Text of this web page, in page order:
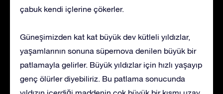
çabuk kendi içlerine çökerler.
Güneşimizden kat kat büyük dev kütleli yıldızlar,
yaşamlarının sonuna süpernova denilen büyük bir
patlamayla gelirler. Büyük yıldızlar için hızlı yaşayıp
genç ölürler diyebiliriz. Bu patlama sonucunda